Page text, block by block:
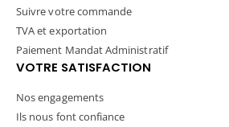
Suivre votre commande
TVA et exportation
Paiement Mandat Administratif
VOTRE SATISFACTION
Nos engagements
Ils nous font confiance